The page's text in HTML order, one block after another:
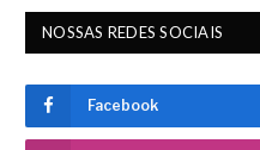
NOSSAS REDES SOCIAIS
Facebook